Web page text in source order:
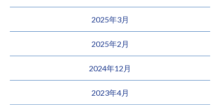
2025年3月
2025年2月
2024年12月
2023年4月